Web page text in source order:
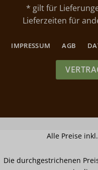
* gilt für
Lieferzeiten für
IMPRESSUM AGB
Alle Preise
Die durchgestrichenen